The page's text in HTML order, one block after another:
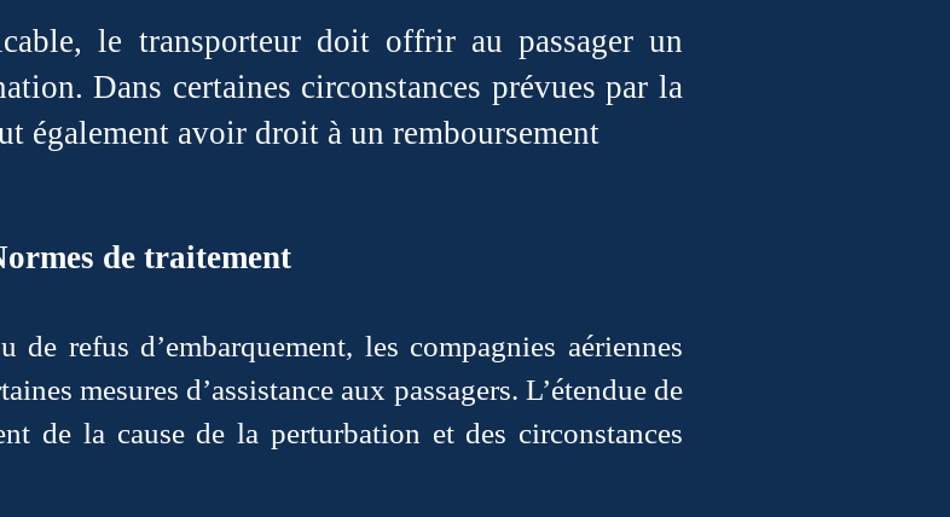
le transporteur doit offrir au passager un
Dans certaines circonstances prévues par la
également avoir droit à un remboursement
de traitement
de refus d’embarquement, les compagnies aériennes
mesures d’assistance aux passagers. L’étendue de
de la cause de la perturbation et des circonstances